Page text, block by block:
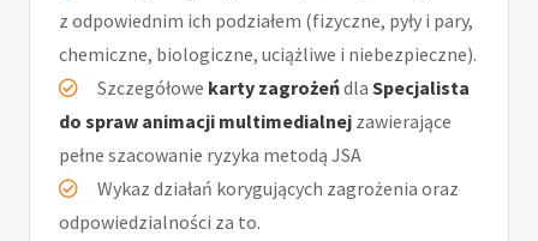
z odpowiednim ich podziałem (fizyczne, pyły i pary,
chemiczne, biologiczne, uciążliwe i niebezpieczne).
Szczegółowe karty zagrożeńdla Specjalista
do spraw animacji multimedialnej zawierające
pełne szacowanie ryzyka metodą JSA
Wykaz działań korygujących zagrożenia oraz
odpowiedzialności za to.